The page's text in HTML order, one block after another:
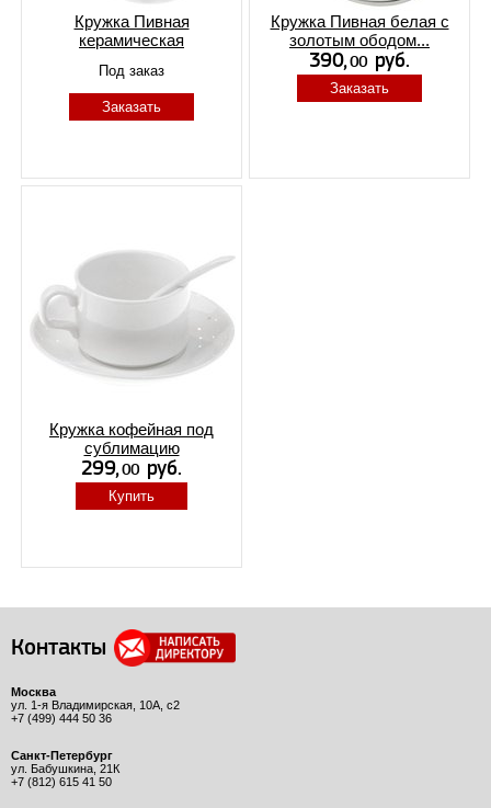
Кружка Пивная
керамическая
Под заказ
Заказать
Кружка Пивная белая с
золотым ободом...
Заказать
Кружка кофейная под
сублимацию
Купить
Контакты
Москва
ул. 1-я Владимирская, 10А, с2
+7 (499) 444 50 36
Санкт-Петербург
ул. Бабушкина, 21К
+7 (812) 615 41 50